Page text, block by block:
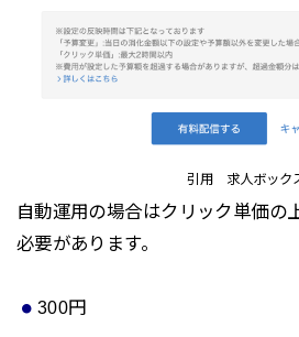
引用 求人ボック
自動運用の場合はクリック単価の
必要があります。
300円